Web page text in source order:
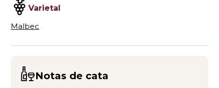
Varietal
Malbec
Notas de cata